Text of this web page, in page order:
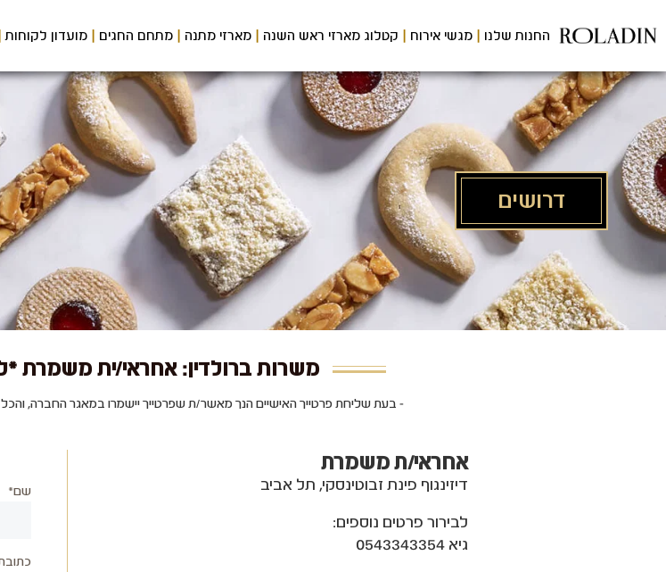
לתוכן
המרכזי
החנות שלנו מגשי אירוח קטלוג מארזי ראש השנה מארזי מתנה מתחם החגים מועדון לקוחות
דרושים
משרות ברולדין: אחראי/ית משמרת
- בעת שליחת פרטייך האישיים הנך מאשר/ת שפרטייך יישמרו במאגר החברה,
אחראי/ת משמרת
דיזינגוף פינת זבוטינסקי, תל אביב
לבירור פרטים נוספים:
גיא 0543343354
שם*